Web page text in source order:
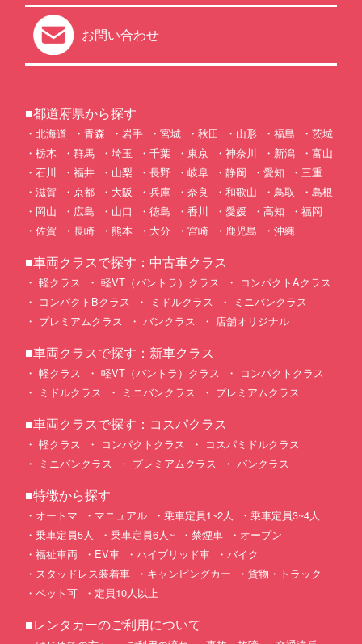
お問い合わせ
■都道府県から探す
北海道 青森 岩手 宮城 秋田 山形 福島
茨城
栃木
群馬 埼玉 千葉 東京 神奈川 新潟
富山
石川
福井 山梨 長野 岐阜 静岡 愛知
三重
滋賀
京都 大阪 兵庫 奈良 和歌山 鳥取
島根
岡山
広島 山口 徳島 香川 愛媛 高知
福岡
佐賀
長崎 熊本 大分 宮崎 鹿児島 沖縄
■車両クラスで探す：中古車クラス
軽クラス 軽VT（バントラ）クラス
コンパクトAクラス
コンパクトBクラス
ミドルクラス
ミニバンクラス
プレミアムクラス
バンクラス 店舗オリジナル
■車両クラスで探す：新車クラス
軽クラス 軽VT（バントラ）クラス
コンパクトクラス
ミドルクラス
ミニバンクラス プレミアムクラス
■車両クラスで探す：コスパクラス
軽クラス コンパクトクラス
コスパミドルクラス
ミニバンクラス
プレミアムクラス バンクラス
■特徴から探す
オートマ マニュアル 乗車定員1~2人
乗車定員3~4人
乗車定員5人
乗車定員6人~ 禁煙車
オープン
福祉車両
EV車 ハイブリッド車
バイク
スタッドレス装着車
キャンピングカー
貨物・トラック
ペット可
定員10人以上
■レンタカーのご利用について